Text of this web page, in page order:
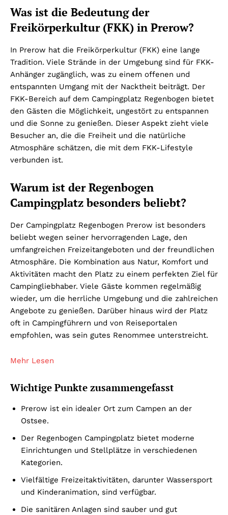
Was ist die Bedeutung der
Freikörperkultur (FKK) in Prerow?
In Prerow hat die Freikörperkultur (FKK) eine lange
Tradition. Viele Strände in der Umgebung sind für FKK-
Anhänger zugänglich, was zu einem offenen und
entspannten Umgang mit der Nacktheit beiträgt. Der
FKK-Bereich auf dem Campingplatz Regenbogen bietet
den Gästen die Möglichkeit, ungestört zu entspannen
und die Sonne zu genießen. Dieser Aspekt zieht viele
Besucher an, die die Freiheit und die natürliche
Atmosphäre schätzen, die mit dem FKK-Lifestyle
verbunden ist.
Warum ist der Regenbogen
Campingplatz besonders beliebt?
Der Campingplatz Regenbogen Prerow ist besonders
beliebt wegen seiner hervorragenden Lage, den
umfangreichen Freizeitangeboten und der freundlichen
Atmosphäre. Die Kombination aus Natur, Komfort und
Aktivitäten macht den Platz zu einem perfekten Ziel für
Campingliebhaber. Viele Gäste kommen regelmäßig
wieder, um die herrliche Umgebung und die zahlreichen
Angebote zu genießen. Darüber hinaus wird der Platz
oft in Campingführern und von Reiseportalen
empfohlen, was sein gutes Renommee unterstreicht.
Mehr Lesen
Wichtige Punkte zusammengefasst
Prerow ist ein idealer Ort zum Campen an der
Ostsee.
Der Regenbogen Campingplatz bietet moderne
Einrichtungen und Stellplätze in verschiedenen
Kategorien.
Vielfältige Freizeitaktivitäten, darunter Wassersport
und Kinderanimation, sind verfügbar.
Die sanitären Anlagen sind sauber und gut